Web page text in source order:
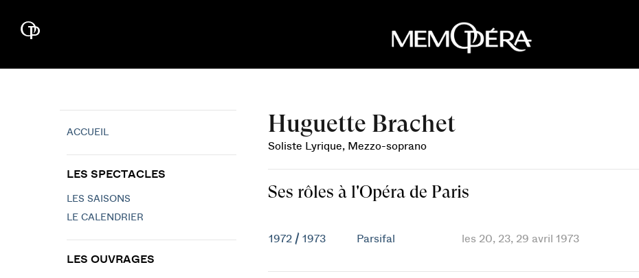
Huguette Brachet
Soliste Lyrique, Mezzo-soprano
Ses rôles à l'Opéra de Paris
1972 / 1973 Parsifal les 20, 23, 29 avril 1973
ACCUEIL
LES SPECTACLES
LES SAISONS
LE CALENDRIER
LES OUVRAGES